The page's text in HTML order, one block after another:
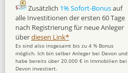
Zusätzlich 1% Sofort-Bonusauf
alle Investitionen der ersten 60 Tage
nach Registrierung für neue Anleger
überdiesen Link*
Es sind also insgesamt bis zu 4 % Bonus
möglich. Ich bin selber Anleger bei Devon und
habe bereits über 20.000 € in Immobilien bei
Devon investiert.